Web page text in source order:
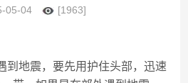
05-04 [1963]
地震，要先用护住头部，迅速